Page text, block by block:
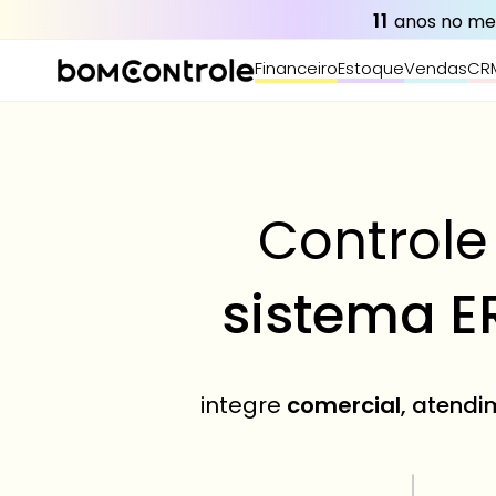
11 anos no
FinanceiroEstoqueVendas
sistema
integre comercial,